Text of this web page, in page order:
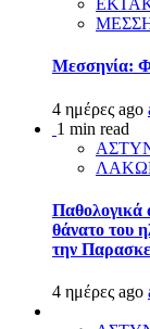
Μεσσηνία:
4 ημέρες ago
1 min read
Παθολογικά
θάνατο του
την
4 ημέρες ago